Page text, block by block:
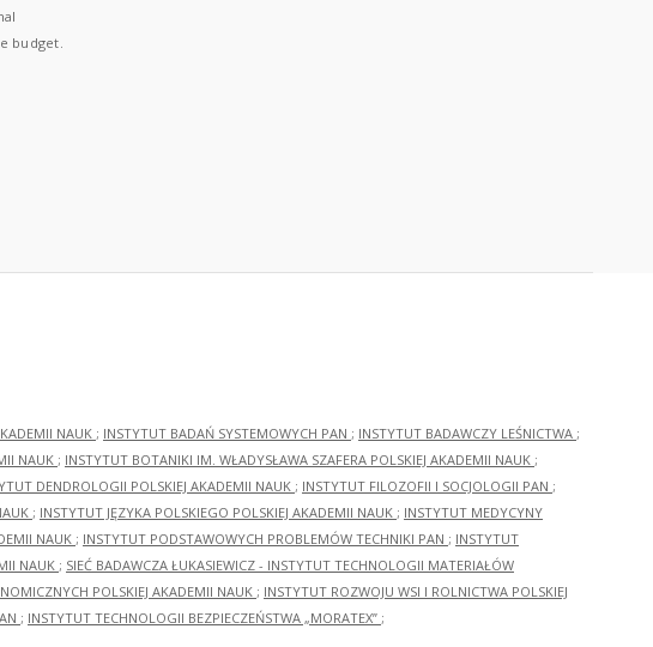
budget.
NAUK ; INSTYTUT BADAŃ SYSTEMOWYCH PAN ; INSTYTUT BADAWCZY LEŚNICTWA ;
NAUK ; INSTYTUT BOTANIKI IM. WŁADYSŁAWA SZAFERA POLSKIEJ AKADEMII NAUK ;
DENDROLOGII POLSKIEJ AKADEMII NAUK ; INSTYTUT FILOZOFII I SOCJOLOGII PAN ;
; INSTYTUT JĘZYKA POLSKIEGO POLSKIEJ AKADEMII NAUK ; INSTYTUT MEDYCYNY
NAUK ; INSTYTUT PODSTAWOWYCH PROBLEMÓW TECHNIKI PAN ; INSTYTUT
NAUK ; SIEĆ BADAWCZA ŁUKASIEWICZ - INSTYTUT TECHNOLOGII MATERIAŁÓW
POLSKIEJ AKADEMII NAUK ; INSTYTUT ROZWOJU WSI I ROLNICTWA POLSKIEJ
; INSTYTUT TECHNOLOGII BEZPIECZEŃSTWA „MORATEX” ;